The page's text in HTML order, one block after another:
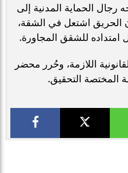
رجال الحماية المدنية إلى
الحريق اشتعل في الشقة،
امتداده للشقق المجاورة.
اللازمة، وحُرر محضر
المختصة التحقيق.